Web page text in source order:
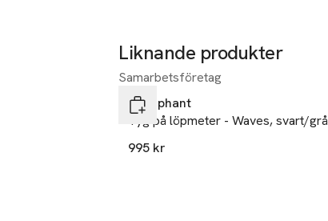
Liknande produkter
Hoppa över bildspelet
Samarbetsföretag
Littlephant
Tyg på löpmeter - Waves, svart/grå
995 kr